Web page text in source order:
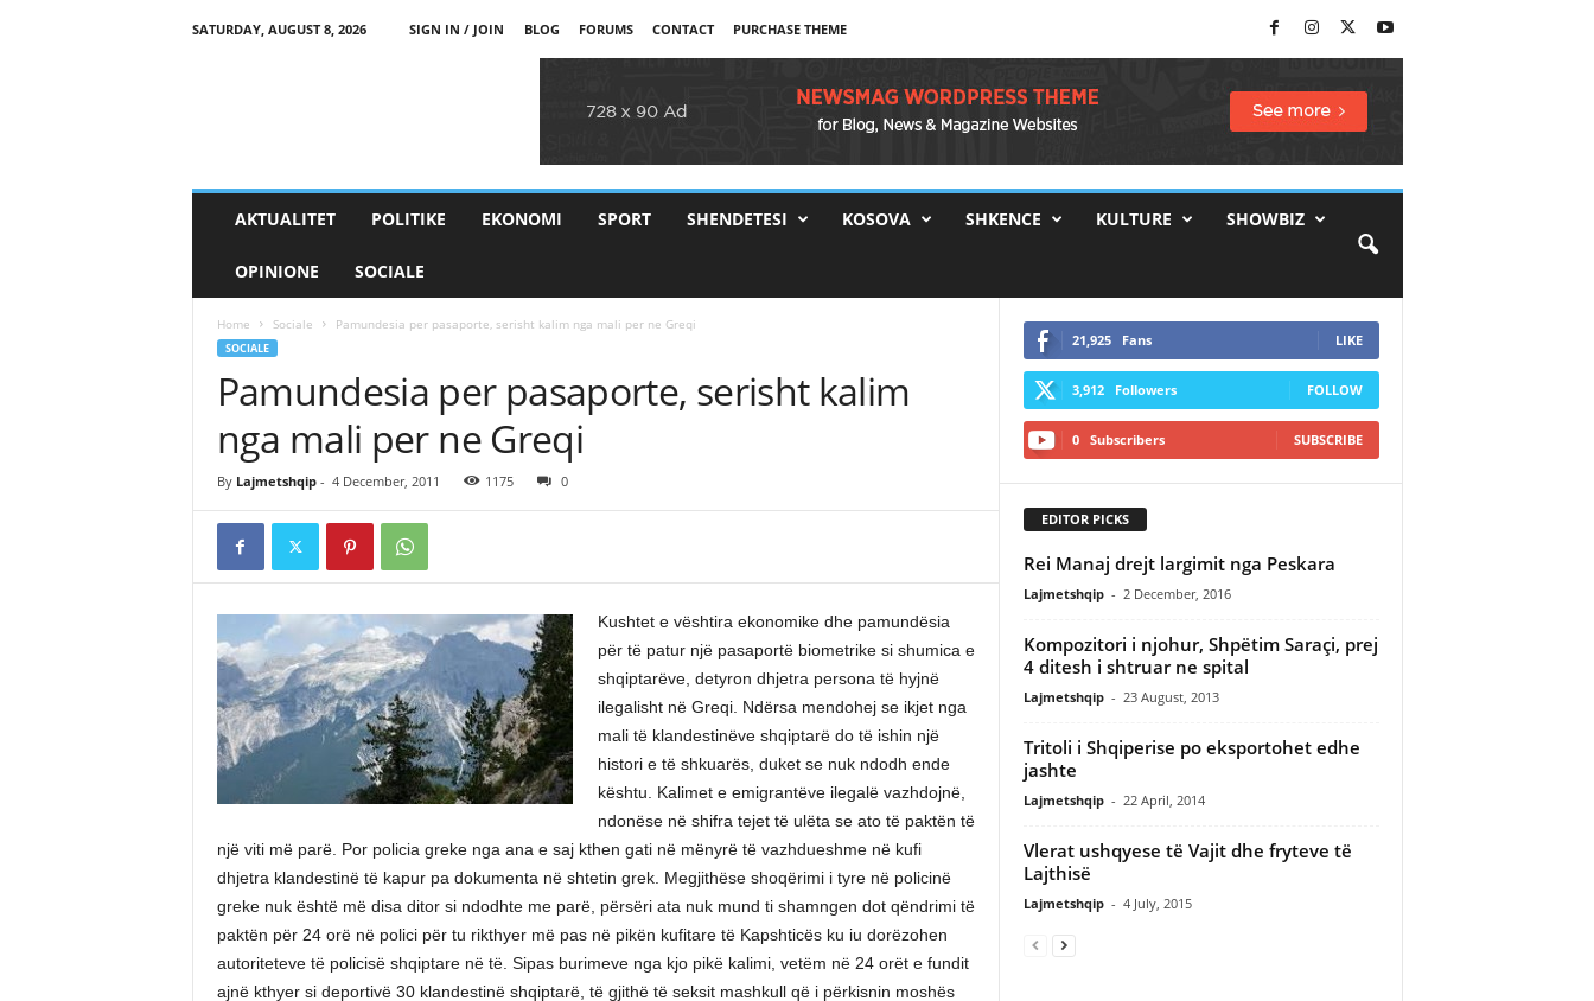
SATURDAY, AUGUST 8, 2026 SIGN IN / JOIN BLOG FORUMS CONTACT PURCHASE THEME
AKTUALITET POLITIKE EKONOMI SPORT SHENDETESI KOSOVA SHKENCE KULTURE SHOWBIZ
OPINIONE SOCIALE
Home Sociale Pamundesia per pasaporte, serisht kalim nga mali per ne Greqi
SOCIALE
Pamundesia per pasaporte, serisht kalim
nga mali per ne Greqi
By Lajmetshqip- 4 December, 2011 1175 0
Kushtet e vështira ekonomike dhe pamundësia
për të patur një pasaportë biometrike si shumica e
shqiptarëve, detyron dhjetra persona të hyjnë
ilegalisht në Greqi. Ndërsa mendohej se ikjet nga
mali të klandestinëve shqiptarë do të ishin një
histori e të shkuarës, duket se nuk ndodh ende
kështu. Kalimet e emigrantëve ilegalë vazhdojnë,
ndonëse në shifra tejet të ulëta se ato të paktën të
një viti më parë. Por policia greke nga ana e saj kthen gati në mënyrë të vazhdueshme në kufi
dhjetra klandestinë të kapur pa dokumenta në shtetin grek. Megjithëse shoqërimi i tyre në policinë
greke nuk është më disa ditor si ndodhte me parë, përsëri ata nuk mund ti shamngen dot qëndrimi të
paktën për 24 orë në polici për tu rikthyer më pas në pikën kufitare të Kapshticës ku iu dorëzohen
autoriteteve të policisë shqiptare në të. Sipas burimeve nga kjo pikë kalimi, vetëm në 24 orët e fundit
ajnë kthyer si deportivë 30 klandestinë shqiptarë, të gjithë të seksit mashkull që i përkisnin moshës
21,925 Fans LIKE
3,912 Followers FOLLOW
0 Subscribers SUBSCRIBE
EDITOR PICKS
Rei Manaj drejt largimit nga Peskara
Lajmetshqip - 2 December, 2016
Kompozitori i njohur, Shpëtim Saraçi, prej
4 ditesh i shtruar ne spital
Lajmetshqip - 23 August, 2013
Tritoli i Shqiperise po eksportohet edhe
jashte
Lajmetshqip - 22 April, 2014
Vlerat ushqyese të Vajit dhe fryteve të
Lajthisë
Lajmetshqip - 4 July, 2015